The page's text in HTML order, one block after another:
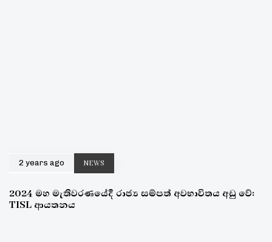
2 years ago NEWS
2024 මහ මැතිවරණයේදී රාජ්‍ය සම්පත් අවභාවිතය අඩු වේ:
TISL ආයතනය